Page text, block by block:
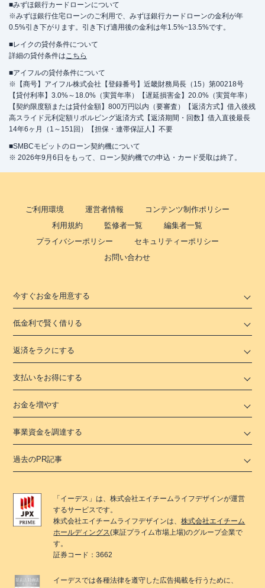
■みずほ銀行カードローンについて
※みずほ銀行住宅ローンのご利用で、みずほ銀行カードローンの金利が年
0.5%引き下がります。引き下げ適用後の金利は年1.5%~13.5%です。
■レイクの貸付条件について
詳細の貸付条件はこちら
■アイフルの貸付条件について
※【商号】アイフル株式会社【登録番号】近畿財務局長（15）第00218号
【貸付利率】3.0%～18.0%（実質年率）【遅延損害金】20.0%（実質年率）
【契約限度額または貸付金額】800万円以内（要審査）【返済方式】借入後残
高スライド元利定額リボルビング返済方式【返済期間・回数】借入直後最長
14年6ヶ月（1～151回）【担保・連帯保証人】不要
■SMBCモビットのローン契約機について
※ 2026年9月6日をもって、ローン契約機での申込・カード受取は終了。
ご利用環境 運営者情報
コンテンツ制作ポリシー
利用規約
監修者一覧
編集者一覧
プライバシーポリシー
セキュリティーポリシー
お問い合わせ
今すぐお金を用意する
低金利で賢く借りる
返済をラクにする
支払いをお得にする
お金を増やす
事業資金を調達する
過去のPR記事
「 イーデス 」は、株式会社エイチームライフデザインが運営
するサービスです。
株式会社エイチームライフデザインは、株式会社エイチーム
ホールディングス(東証プライム市場上場)のグループ企業で
す。
証券コード：3662
イーデスでは各種法律を遵守した広告掲載を行うために、